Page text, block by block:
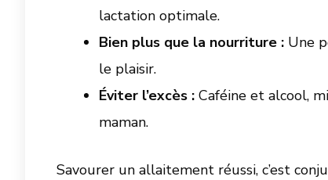
lactation optimale.
Bien plus que la nourriture : Une
le plaisir.
Éviter l’excès : Caféine et alcool,
maman.
Savourer un allaitement réussi, c’est